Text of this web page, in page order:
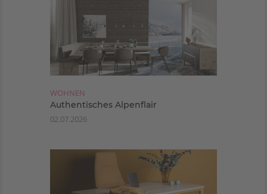
WOHNEN
Authentisches Alpenflair
02.07.2026